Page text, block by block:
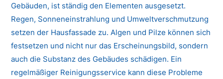
Gebäuden, ist ständig den Elementen ausgesetzt.
Regen, Sonneneinstrahlung und Umweltverschmutzung
setzen der Hausfassade zu. Algen und Pilze können sich
festsetzen und nicht nur das Erscheinungsbild, sondern
auch die Substanz des Gebäudes schädigen. Ein
regelmäßiger Reinigungsservice kann diese Probleme